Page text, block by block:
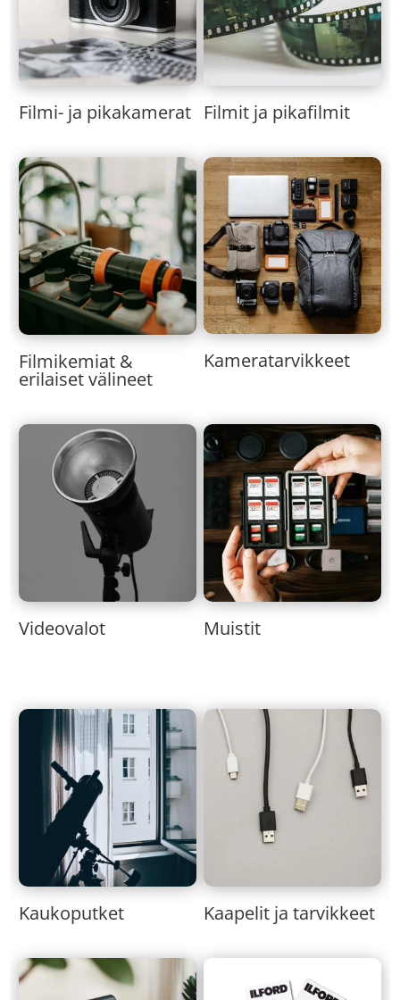
Filmi- ja pikakamerat Filmit ja pikafilmit
Filmikemiat &
erilaiset välineet
Kameratarvikkeet
Videovalot Muistit
Kaukoputket Kaapelit ja tarvikkeet